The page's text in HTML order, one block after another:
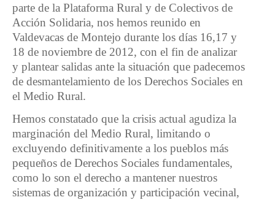
parte de la Plataforma Rural y de Colectivos de
Acción Solidaria, nos hemos reunido en
Valdevacas de Montejo durante los días 16,17 y
18 de noviembre de 2012, con el fin de analizar
y plantear salidas ante la situación que padecemos
de desmantelamiento de los Derechos Sociales en
el Medio Rural.
Hemos constatado que la crisis actual agudiza la
marginación del Medio Rural, limitando o
excluyendo definitivamente a los pueblos más
pequeños de Derechos Sociales fundamentales,
como lo son el derecho a mantener nuestros
sistemas de organización y participación vecinal,